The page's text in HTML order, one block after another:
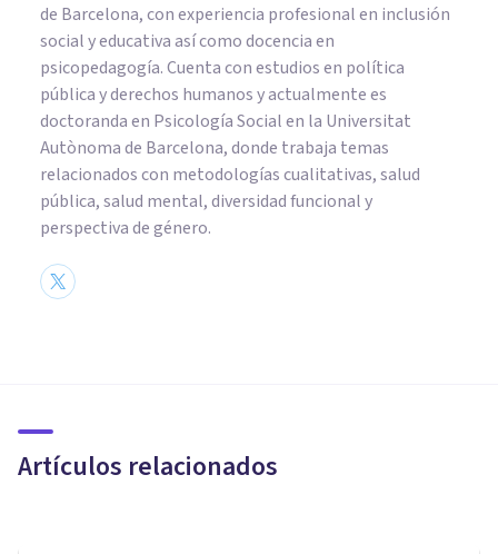
de Barcelona, con experiencia profesional en inclusión
social y educativa así como docencia en
psicopedagogía. Cuenta con estudios en política
pública y derechos humanos y actualmente es
doctoranda en Psicología Social en la Universitat
Autònoma de Barcelona, donde trabaja temas
relacionados con metodologías cualitativas, salud
pública, salud mental, diversidad funcional y
perspectiva de género.
Artículos relacionados
lo simbólico y la imaginación